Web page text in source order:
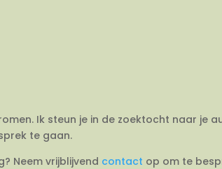
Ik steun je in de zoektocht naar je
te gaan.
Neem vrijblijvend contact op om te